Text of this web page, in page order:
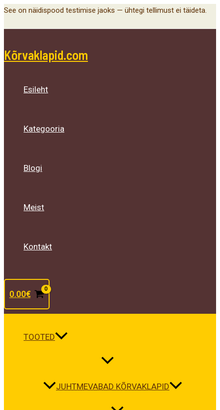
Skip
See on näidispood testimise jaoks — ühtegi tellimust ei täideta.
Kõrvaklapid.com
Esileht
Kategooria
Blogi
Meist
Kontakt
0.00€
TOOTED
Menu
Toggle
JUHTMEVABAD KÕRVAKLAPID
Menu
Toggle
Menu
Toggle
Main
Menu